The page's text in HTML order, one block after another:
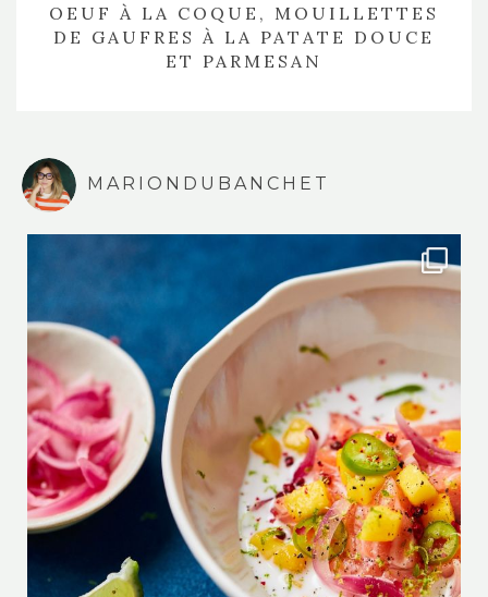
OEUF À LA COQUE, MOUILLETTES
DE GAUFRES À LA PATATE DOUCE
ET PARMESAN
MARIONDUBANCHET